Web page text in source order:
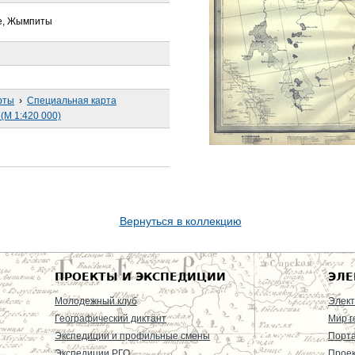
Жымпиты
› Специальная карта
(М 1:420 000)
Вернуться в коллекцию
ПРОЕКТЫ И ЭКСПЕДИЦИИ
Молодежный клуб
Географический диктант
Экспедиции и профильные смены
Мир